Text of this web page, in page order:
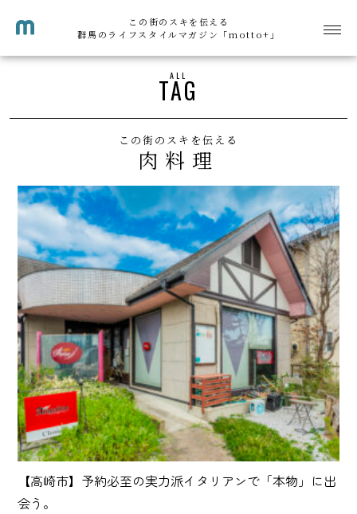
この街のスキを伝える
群馬のライフスタイルマガジン「motto+」
ALL
TAG
この街のスキを伝える
肉料理
【高崎市】予約必至の実力派イタリアンで「本物」に出
会う。